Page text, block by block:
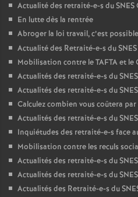
Actualité des retraité-e-s duSNES
En lutte dès la rentrée
Abroger la loi travail, c’est possible
Actualité des Retraité-e-s duSNES
Mobilisation contre leTAFTAet le
Actualités des retraité-e-s duSNES
Actualités des retraité-e-s duSNES
Calculez combien vous coûtera par
Actualités des retraité-e-s duSNES
Inquiétudes des retraité-e-s face
Mobilisation contre les reculs
Actualités des retraité-e-s duSNES
Actualités des retraité-e-s duSNES
Actualités des Retraité-e-s du